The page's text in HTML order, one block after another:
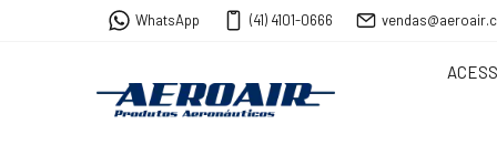
WhatsApp (41) 4101-0666